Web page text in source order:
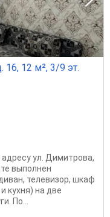
16, 12 м², 3/9 эт.
ул. Димитрова,
выполнен
телевизор, шкаф
кухня) на две
По...